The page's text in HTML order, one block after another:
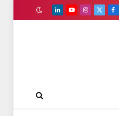
Facebook
X
Instagram
YouTube
LinkedIn